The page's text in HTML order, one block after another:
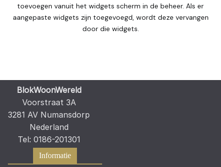
toevoegen vanuit het widgets scherm in de beheer. Als er
aangepaste widgets zijn toegevoegd, wordt deze vervangen
door die widgets.
BlokWoonWereld
Voorstraat 3A
3281 AV Numansdorp
Nederland
Tel: 0186-201301
Informatie